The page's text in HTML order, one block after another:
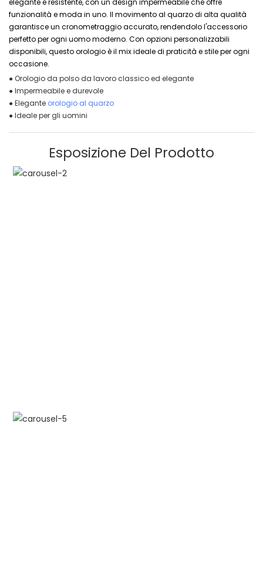
funzionalità e moda in uno. Il movimento al quarzo di alta qualità
garantisce un cronometraggio accurato, rendendolo l'accessorio
perfetto per ogni uomo moderno. Con opzioni personalizzabili
disponibili, questo orologio è il mix ideale di praticità e stile per ogni
occasione.
● Orologio da polso da lavoro classico ed elegante
● Impermeabile e durevole
● Elegante orologio al quarzo
● Ideale per gli uomini
Esposizione Del Prodotto